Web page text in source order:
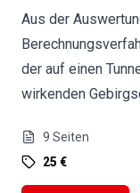
Aus der
der auf einen
wirkenden
9 Seiten
25 €